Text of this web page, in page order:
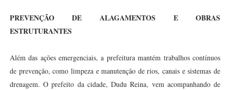
PREVENÇÃO DE ALAGAMENTOS E OBRAS
ESTRUTURANTES
Além das ações emergenciais, a prefeitura mantém trabalhos contínuos
de prevenção, como limpeza e manutenção de rios, canais e sistemas de
drenagem. O prefeito da cidade, Dudu Reina, vem acompanhando de